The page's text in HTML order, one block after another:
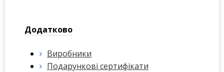
Додатково
Виробники
Подарункові сертифікати